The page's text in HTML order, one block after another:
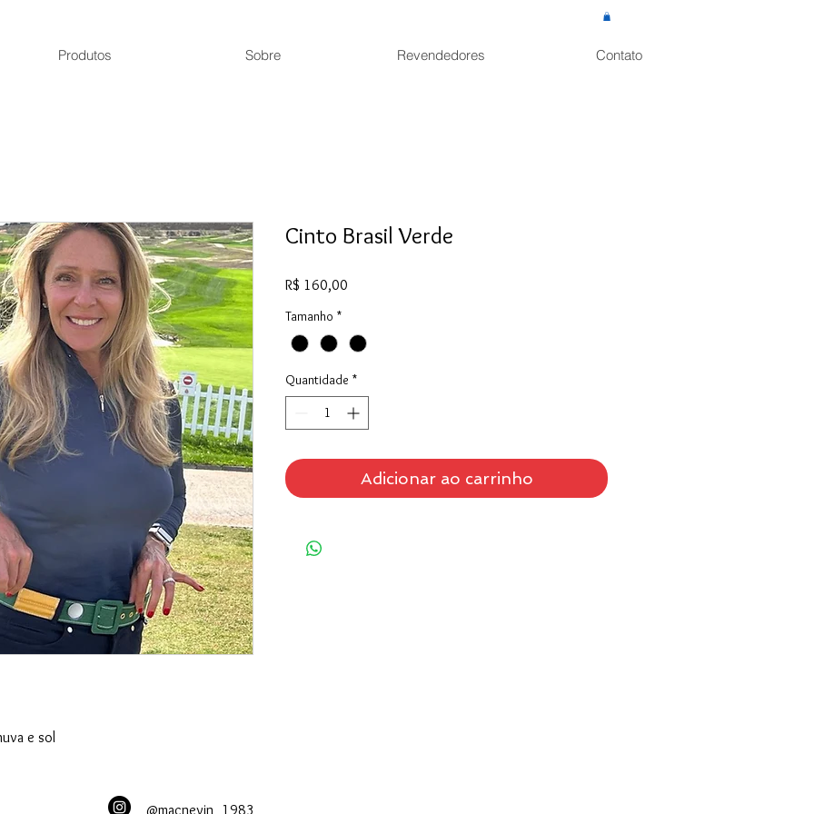
Produtos Sobre Revendedores Contato
e sol
Cinto Brasil Verde
R$ 160,00
Tamanho *
Quantidade *
Adicionar ao carrinho
@macnevin_1983